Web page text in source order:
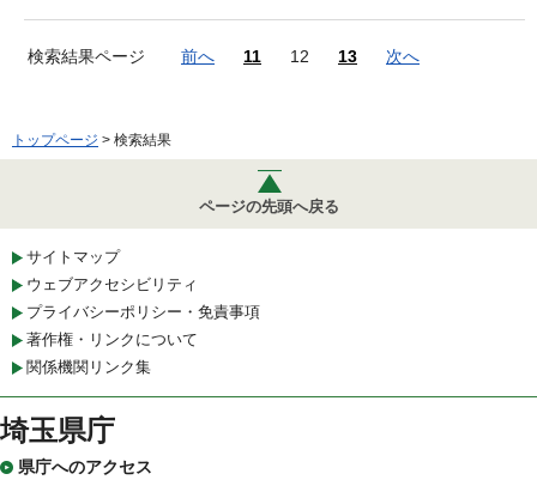
検索結果ページ 前へ 11 12 13 次へ
トップページ > 検索結果
ページの先頭へ戻る
サイトマップ
ウェブアクセシビリティ
プライバシーポリシー・免責事項
著作権・リンクについて
関係機関リンク集
埼玉県庁
県庁へのアクセス